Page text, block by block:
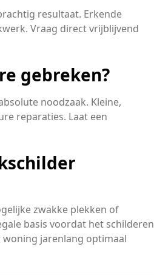
resultaat. Erkende
Vraag direct vrijblijvend
gebreken?
noodzaak. Kleine,
reparaties. Laat een
zwakke plekken of
basis voordat het schilderen
jarenlang optimaal